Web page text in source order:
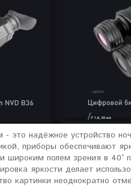
это надёжное устройство
приборы обеспечивают
широким полем зрения в 40°
яркости делает
картинки неоднократно